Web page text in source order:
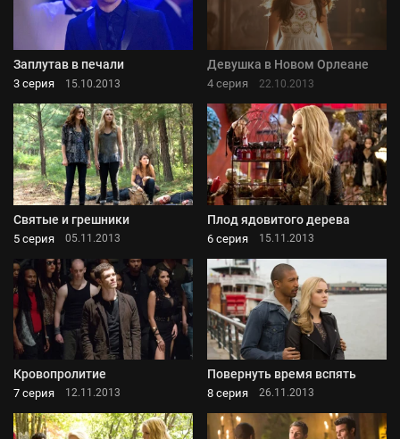
Заплутав в печали
3 серия 15.10.2013
Девушка в Новом Орлеане
4 серия 22.10.2013
Святые и грешники
5 серия 05.11.2013
Плод ядовитого дерева
6 серия 15.11.2013
Кровопролитие
7 серия 12.11.2013
Повернуть время вспять
8 серия 26.11.2013